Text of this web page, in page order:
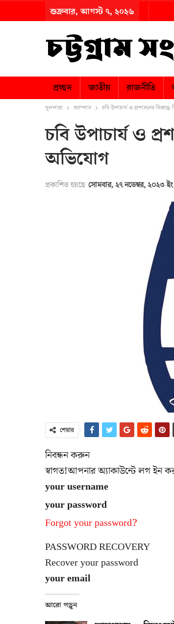
শুক্রবার, আগস্ট ৭, ২০২৬
প্রচ্ছদ জাতীয় রাজনীতি
মূলপাতা ক্যাম্পাস চবি উপাচার্য ও প্রশাসনের
চবি উপাচার্য ও
অভিযোগ
প্রকাশিত হয়ছে সোমবার, ২৭ নভেম্বর, ২০২৩ ইং
শেয়ার
নিবন্ধন করুন
স্বাগত!আপনার অ্যাকাউন্টে লগ ইন
your username
your password
Forgot your password?
PASSWORD RECOVERY
Recover your password
your email
আরো পড়ুন